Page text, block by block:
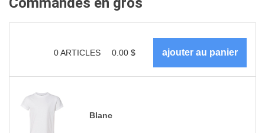
0ARTICLES 0.00 $
Blanc